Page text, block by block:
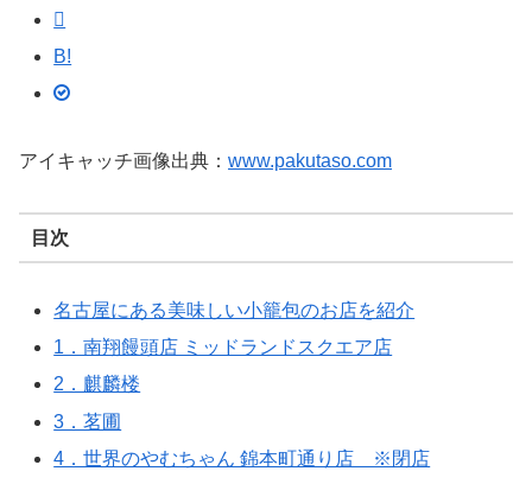
B!
アイキャッチ画像出典： www.pakutaso.com
目次
名古屋にある美味しい小籠包のお店を紹介
1．南翔饅頭店 ミッドランドスクエア店
2．麒麟楼
3．茗圃
4．世界のやむちゃん 錦本町通り店 ※閉店